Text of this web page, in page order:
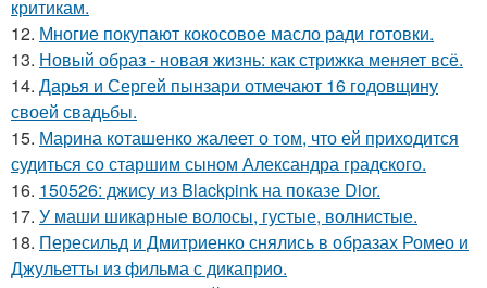
критикам.
12. Многие покупают кокосовое масло ради готовки.
13. Новый образ - новая жизнь: как стрижка меняет всё.
14. Дарья и Сергей пынзари отмечают 16 годовщину
своей свадьбы.
15. Марина коташенко жалеет о том, что ей приходится
судиться со старшим сыном Александра градского.
16. 150526: джису из Blackpink на показе Dior.
17. У маши шикарные волосы, густые, волнистые.
18. Пересильд и Дмитриенко снялись в образах Ромео и
Джульетты из фильма с дикаприо.